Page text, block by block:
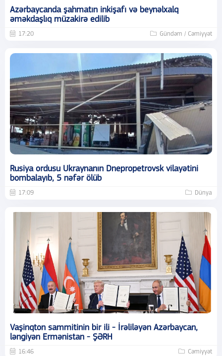
Azərbaycanda şahmatın inkişafı və beynəlxalq
əməkdaşlıq müzakirə edilib
17:20 Gündəm / Cəmiyyət
Rusiya ordusu Ukraynanın Dnepropetrovsk vilayətini
bombalayıb, 5 nəfər ölüb
17:09 Dünya
Vaşinqton sammitinin bir ili - İrəliləyən Azərbaycan,
ləngiyən Ermənistan - ŞƏRH
16:46 Cəmiyyət